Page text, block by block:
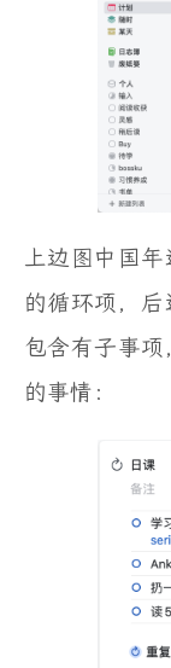
上边图中国年
的循环项，
包含有子事
的事情：